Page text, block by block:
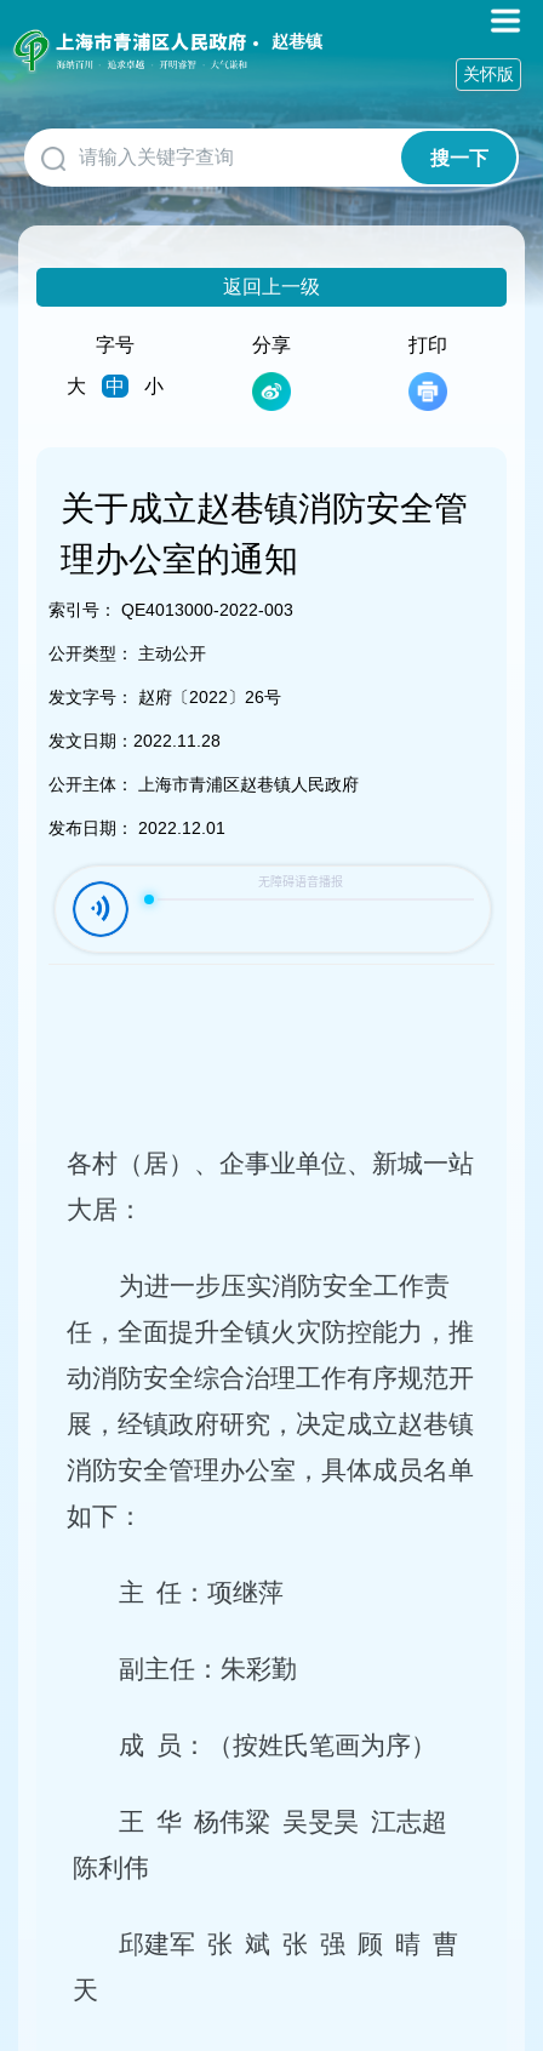
障
碍
作
说
明
跳
到
网
赵巷镇
搜一下
关怀版
返回上一级
字号
大
中 小
分享 打印
关于成立赵巷镇消防安全管
理办公室的通知
索引号： QE4013000-2022-003
公开类型： 主动公开
发文字号： 赵府〔2022〕26号
发文日期： 2022.11.28
公开主体： 上海市青浦区赵巷镇人民政府
发布日期： 2022.12.01
各村（居）、企事业单位、新城一站
大居：
为进一步压实消防安全工作责
任，全面提升全镇火灾防控能力，推
动消防安全综合治理工作有序规范开
展，经镇政府研究，决定成立赵巷镇
消防安全管理办公室，具体成员名单
如下：
主 任：项继萍
副主任：朱彩勤
成 员：（按姓氏笔画为序）
王 华 杨伟粱 吴旻昊 江志超
陈利伟
邱建军 张 斌 张 强 顾 晴 曹
天